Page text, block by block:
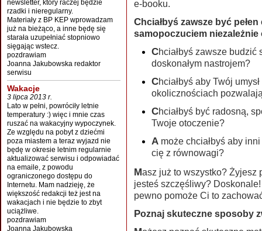
newsletter, który raczej będzie
rzadki i nieregularny.
Materiały z BP KEP wprowadzam
już na bieżąco, a inne będę się
starała uzupełniać stopniowo
sięgając wstecz.
pozdrawiam
Joanna Jakubowska redaktor
serwisu
Wakacje
3 lipca 2013 r.
Lato w pełni, powróciły letnie
temperatury :) więc i mnie czas
ruszać na wakacyjny wypoczynek.
Ze względu na pobyt z dziećmi
poza miastem a teraz wyjazd nie
będę w okresie letnim regularnie
aktualizować serwisu i odpowiadać
na emaile, z powodu
ograniczonego dostępu do
Internetu. Mam nadzieję, że
większość redakcji też jest na
wakacjach i nie będzie to zbyt
uciążliwe.
pozdrawiam
Joanna Jakubowska
e-booku.
Chciałbyś zawsze być pełen energii i cieszyć się dobrym
samopoczuciem
Chciałbyś zawsze budzić się w doskonałej formie z jasnym umysłem i
doskonałym nastrojem?
Chciałbyś aby Twój umysł pozostawał jasny i świeży w każdych
okolicznościach
Chciałbyś być radosną, spokojna osobą szanowaną i lubianą przez
Twoje otoczenie?
A może chciałbyś aby inni nie mogli Tobą manipulować i wyprowadzać
cię z równowagi?
Masz już to wszystko? Żyjesz pełnią życia, nie masz żadnych problemów i
jesteś szczęśliwy?
pewno pomoże Ci to
Poznaj skuteczne sposoby